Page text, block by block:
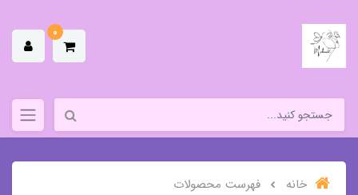
0
خانه
فهرست محصولات